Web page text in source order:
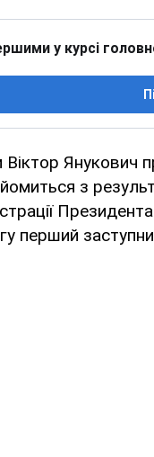
у курсі
Віктор
з
перший